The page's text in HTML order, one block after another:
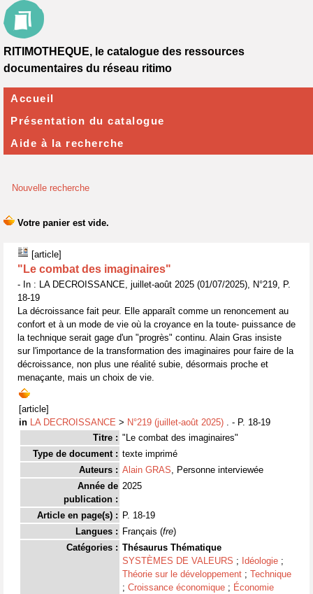
Nouvelle recherche
[article]
"Le combat des imaginaires"
- In : LA DECROISSANCE, juillet-août 2025 (01/07/2025), N°219, P.
18-19
La décroissance fait peur. Elle apparaît comme un renoncement au
confort et à un mode de vie où la croyance en la toute- puissance de
la technique serait gage d'un "progrès" continu. Alain Gras insiste
sur l'importance de la transformation des imaginaires pour faire de la
décroissance, non plus une réalité subie, désormais proche et
menaçante, mais un choix de vie.
[article]
in LA DECROISSANCE > N°219 (juillet-août 2025) . - P. 18-19
Titre : "Le combat des imaginaires"
Type de document : texte imprimé
Auteurs : Alain GRAS, Personne interviewée
Année de
publication :
2025
Article en page(s) : P. 18-19
Langues : Français (fre)
Catégories : Thésaurus Thématique
SYSTÈMES DE VALEURS ; Idéologie ;
Théorie sur le développement ; Technique
; Croissance économique ; Économie
RITIMOTHEQUE, le catalogue des ressources
documentaires du réseau ritimo
Accueil
Présentation du catalogue
Aide à la recherche